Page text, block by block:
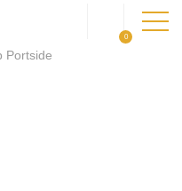
0
Portside